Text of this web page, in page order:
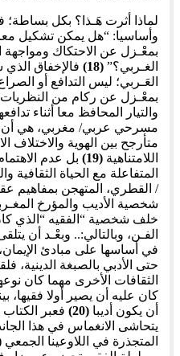
لماذا أثرت هَـذا؟ بكل بساطة؛
وأساسيا: “هل يمكن تشكيل
بمعْـزل عن الاحتكاك ومواجهة
الغـربي؟” (18)
فالإخفاق
العَـربي؛ ليس التدافع أو
بمعْـزل عن ركام من النظريات
والتيار المحافظ معا أثناء
مسرحي عربي/ مغربي، هي أن
متأرجح بين الهوية والاختلاف
اللامتناهية (19)
بل عدم
المتفاعلة مع الحياة الثقافية
/ القطري، المتهجن بمفاهيم
شخصية الأديب والمؤرخ
خلف شخصية “الفقيه “الذي
الفـن، وبالتالي:.. وبعْـد أن
في أساسها على مبادئ
حتى الأدبي بالصبغة الدينية،
الثقافات الأخرى مهما كان
كان عليه أن يصير أولا
أن يكون أديبا (20)
فعبر الكتاب
يتحاشى الانغماس في هذا
المتجذرة في اللاوعينا